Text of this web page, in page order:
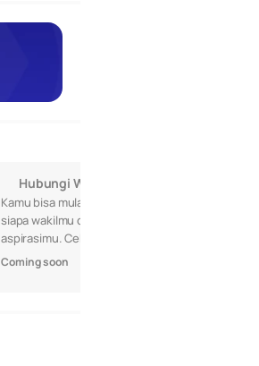
Hubungi Wakilmu di DPR
Kamu bisa mulai dengan mencari tahu
siapa wakilmu di DPR, lalu sampaikan
aspirasimu. Cek profil mereka di sini!
Coming soon